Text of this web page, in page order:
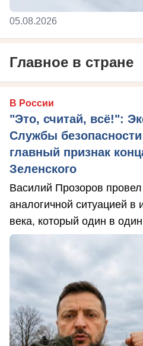
05.08.2026
Главное в стране
В России
"Это, считай, всё!":
Службы
главный признак
Зеленского
Василий Прозоров
аналогичной ситуацией в
века, который один в